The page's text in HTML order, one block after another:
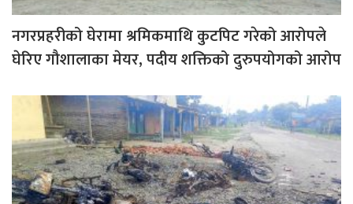
नगरप्रहरीको घेरामा श्रमिकमाथि कुटपिट गरेको आरोपले
घेरिए गौशालाका मेयर, पदीय शक्तिको दुरुपयोगको आरोप